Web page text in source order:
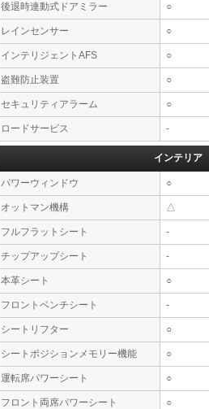
後退時連動式ドアミラー ○
レインセンサー ○
インテリジェントAFS ○
盗難防止装置 ○
セキュリティアラーム ○
ロードサービス -
インテリア
パワーウィンドウ ○
オットマン機構 △
フルフラットシート -
チップアップシート -
本革シート ○
フロントベンチシート -
シートリフター ○
シートポジションメモリー機能 ○
運転席パワーシート ○
フロント両席パワーシート ○